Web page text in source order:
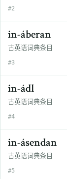
#2
in-áberan
古英语词典条目
#3
in-ádl
古英语词典条目
#4
in-ásendan
古英语词典条目
#5